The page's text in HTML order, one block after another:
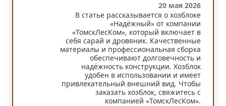
20 мая 2026
В статье рассказывается о хозблоке
«Надёжный» от компании
«ТомскЛесКом», который включает в
себя сарай и дровяник. Качественные
материалы и профессиональная сборка
обеспечивают долговечность и
надёжность конструкции. Хозблок
удобен в использовании и имеет
привлекательный внешний вид. Чтобы
заказать хозблок, свяжитесь с
компанией «ТомскЛесКом».